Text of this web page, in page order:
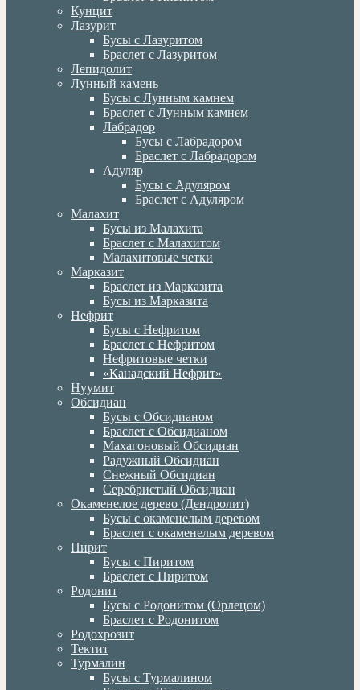
Кунцит
Лазурит
Бусы с Лазуритом
Браслет с Лазуритом
Лепидолит
Лунный камень
Бусы с Лунным камнем
Браслет с Лунным камнем
Лабрадор
Бусы с Лабрадором
Браслет с Лабрадором
Адуляр
Бусы с Адуляром
Браслет с Адуляром
Малахит
Бусы из Малахита
Браслет с Малахитом
Малахитовые четки
Марказит
Браслет из Марказита
Бусы из Марказита
Нефрит
Бусы с Нефритом
Браслет с Нефритом
Нефритовые четки
«Канадский Нефрит»
Нуумит
Обсидиан
Бусы с Обсидианом
Браслет с Обсидианом
Махагоновый Обсидиан
Радужный Обсидиан
Снежный Обсидиан
Серебристый Обсидиан
Окаменелое дерево (Дендролит)
Бусы с окаменелым деревом
Браслет с окаменелым деревом
Пирит
Бусы с Пиритом
Браслет с Пиритом
Родонит
Бусы с Родонитом (Орлецом)
Браслет с Родонитом
Родохрозит
Тектит
Турмалин
Бусы с Турмалином